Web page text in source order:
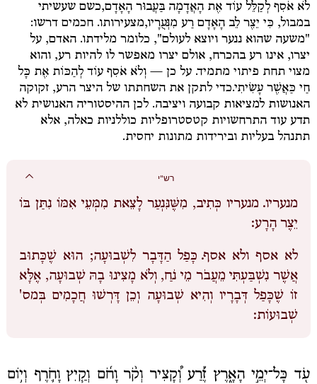
לֹא אֹסִף לְקַלֵּל עוֹד אֶת הָאֲדָמָה בַּעֲבוּר הָאָדָם,כשם שעשיתי
במבול, כִּי יֵצֶר לֵב הָאָדָם רַע מִנְּעֻרָיו,מצעירותו. חכמים דרשו:
"משעה שהוא ננער ויוצא לעולם", כלומר מלידתו. האדם, על
יצרו, אינו רע בהכרח, אולם יצרו מאפשר לו להיות רע, והוא
מצוי תחת פיתוי מתמיד. על כן — וְלֹא אֹסִף עוֹד לְהַכּוֹת אֶת כָּל
חַי כַּאֲשֶׁר עָשִׂיתִי.כדי לתקן את השחתתו של היצר הרע, זקוקה
האנושות למציאות קבועה ויציבה. לכן ההיסטוריה האנושית לא
תדע עוד התרחשויות קטסטרופליות כוללניות כאלה, אלא
תתנהל בעליות ובירידות מתונות יחסית.
רש"י
מנעריו. מנעריו כְּתִיב, מִשֶּׁנִּנְעַר לָצֵאת מִמְּעֵי אִמּוֹ נִתַּן בּוֹ
יֵצֶר הָרָע:
לא אסף ולא אסף. כָּפַל הַדָּבָר לִשְׁבוּעָה; הוּא שֶׁכָּתוּב
אֲשֶׁר נִשְׁבַּעְתִּי מֵעֲבֹר מֵי נֹחַ, וְלֹא מָצִינוּ בָהּ שְׁבוּעָה, אֶלָּא
זוֹ שֶׁכָּפַל דְּבָרָיו וְהִיא שְׁבוּעָה וְכֵן דָּרְשׁוּ חֲכָמִים בְּמס'
שְׁבוּעוֹת:
עֹ֖ד כָּל־יְמֵ֣י הָאָ֑רֶץ זֶ֡רַע וְ֠קָצִיר וְקֹ֨ר וָחֹ֜ם וְקַ֧יִץ וָחֹ֛רֶף וְי֥וֹם